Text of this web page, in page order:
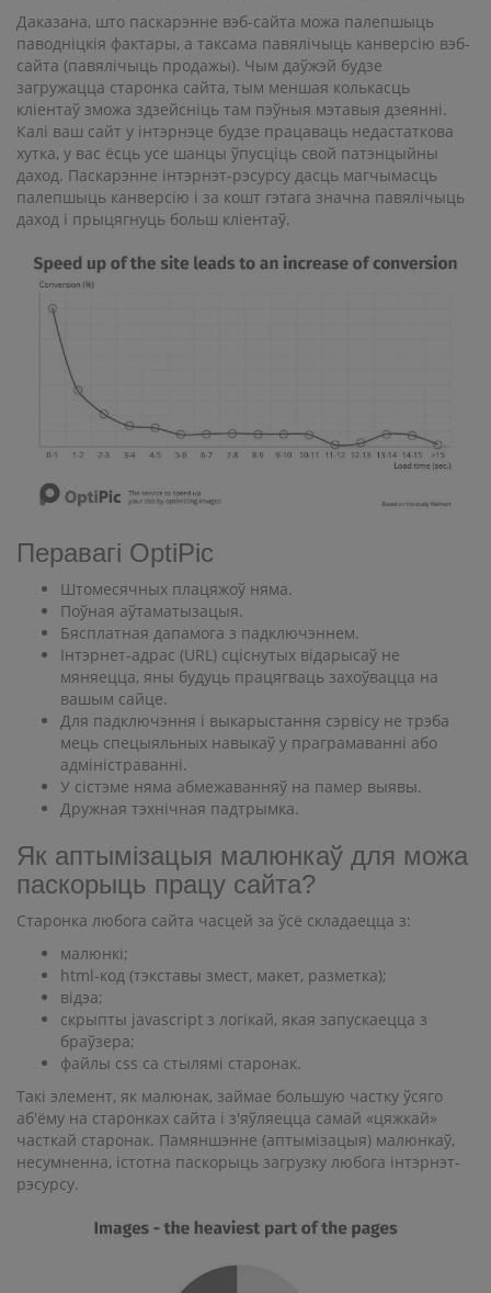
Даказана, што паскарэнне вэб-сайта можа палепшыць
паводніцкія фактары, а таксама павялічыць канверсію вэб-
сайта (павялічыць продажы). Чым даўжэй будзе
загружацца старонка сайта, тым меншая колькасць
кліентаў зможа здзейсніць там пэўныя мэтавыя дзеянні.
Калі ваш сайт у інтэрнэце будзе працаваць недастаткова
хутка, у вас ёсць усе шанцы ўпусціць свой патэнцыйны
даход. Паскарэнне інтэрнэт-рэсурсу дасць магчымасць
палепшыць канверсію і за кошт гэтага значна павялічыць
даход і прыцягнуць больш кліентаў.
Перавагі OptiPic
Штомесячных плацяжоў няма.
Поўная аўтаматызацыя.
Бясплатная дапамога з падключэннем.
Інтэрнет-адрас (URL) сціснутых відарысаў не
мяняецца, яны будуць працягваць захоўвацца на
вашым сайце.
Для падключэння і выкарыстання сэрвісу не трэба
мець спецыяльных навыкаў у праграмаванні або
адміністраванні.
У сістэме няма абмежаванняў на памер выявы.
Дружная тэхнічная падтрымка.
Як аптымізацыя малюнкаў для можа
паскорыць працу сайта?
Старонка любога сайта часцей за ўсё складаецца з:
малюнкі;
html-код (тэкставы змест, макет, разметка);
відэа;
скрыпты javascript з логікай, якая запускаецца з
браўзера;
файлы css са стылямі старонак.
Такі элемент, як малюнак, займае большую частку ўсяго
аб'ёму на старонках сайта і з'яўляецца самай «цяжкай»
часткай старонак. Памяншэнне (аптымізацыя) малюнкаў,
несумненна, істотна паскорыць загрузку любога інтэрнэт-
рэсурсу.